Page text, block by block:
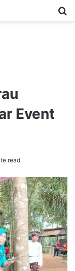
Event
read